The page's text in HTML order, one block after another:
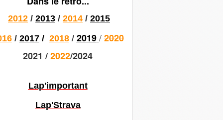
2012 / 2013 / 2014 / 2015
/ 2017/ 2018 / 2019 /2020
2021/2022/2024
Lap'important
Lap'Strava